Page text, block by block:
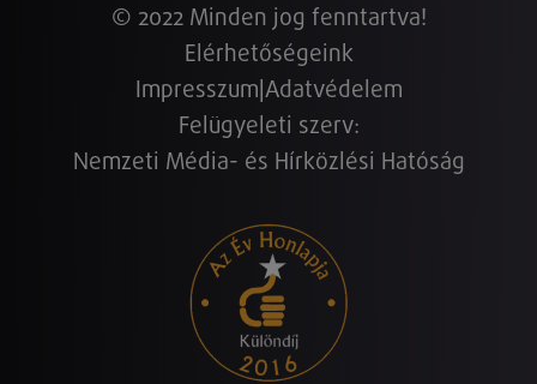
© 2022 Minden jog fenntartva!
Elérhetőségeink
Impresszum Adatvédelem
Felügyeleti szerv:
Nemzeti Média- és Hírközlési Hatóság